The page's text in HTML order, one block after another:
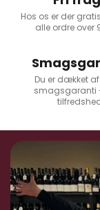
Hos os er der
alle ordre over
Du er dækket
smagsgaranti